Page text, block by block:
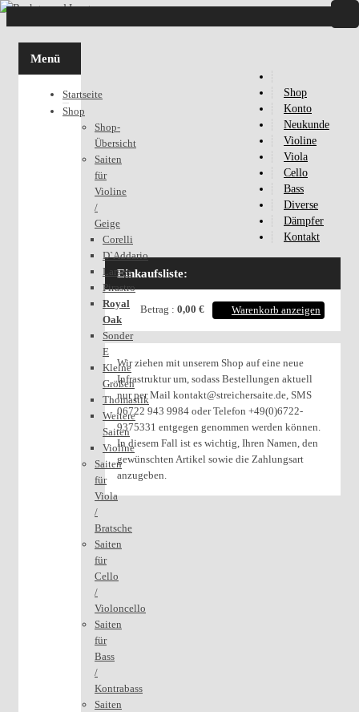
Shop
Konto
Neukunde
Violine
Viola
Cello
Bass
Diverse
Dämpfer
Kontakt
Einkaufsliste:
Betrag : 0,00 € Warenkorb anzeigen
Wir ziehen mit unserem Shop auf eine neue
Infrastruktur um, sodass Bestellungen aktuell
nur per Mail kontakt@streichersaite.de, SMS
06722 943 9984 oder Telefon +49(0)6722-
9375331 entgegen genommen werden können.
In diesem Fall ist es wichtig, Ihren Namen, den
gewünschten Artikel sowie die Zahlungsart
anzugeben.
Menü
Startseite
Shop
Shop-
Übersicht
Saiten
für
Violine
/
Geige
Corelli
D`Addario
Larsen
Pirastro
Royal
Oak
Sonder
E
Kleine
Größen
Thomastik
Weitere
Saiten
Violine
Saiten
für
Viola
/
Bratsche
Saiten
für
Cello
/
Violoncello
Saiten
für
Bass
/
Kontrabass
Saiten